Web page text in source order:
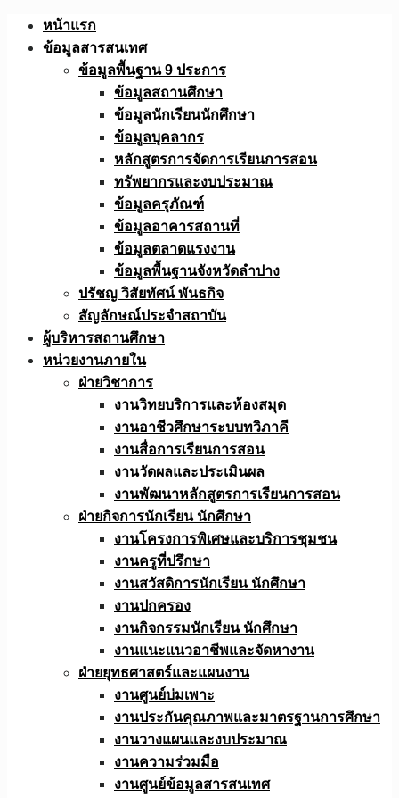
Skip
หน้าแรก
ข้อมูลสารสนเทศ
ข้อมูลพื้นฐาน 9 ประการ
ข้อมูลสถานศึกษา
ข้อมูลนักเรียนนักศึกษา
ข้อมูลบุคลากร
หลักสูตรการจัดการเรียนการสอน
ทรัพยากรและงบประมาณ
ข้อมูลครุภัณฑ์
ข้อมูลอาคารสถานที่
ข้อมูลตลาดแรงงาน
ข้อมูลพื้นฐานจังหวัดลำปาง
ปรัชญ วิสัยทัศน์ พันธกิจ
สัญลักษณ์ประจำสถาบัน
ผู้บริหารสถานศึกษา
หน่วยงานภายใน
ฝ่ายวิชาการ
งานวิทยบริการและห้องสมุด
งานอาชีวศึกษาระบบทวิภาคี
งานสื่อการเรียนการสอน
งานวัดผลและประเมินผล
งานพัฒนาหลักสูตรการเรียนการสอน
ฝ่ายกิจการนักเรียน นักศึกษา
งานโครงการพิเศษและบริการชุมชน
งานครูที่ปรึกษา
งานสวัสดิการนักเรียน นักศึกษา
งานปกครอง
งานกิจกรรมนักเรียน นักศึกษา
งานแนะแนวอาชีพและจัดหางาน
ฝ่ายยุทธศาสตร์และแผนงาน
งานศูนย์บ่มเพาะ
งานประกันคุณภาพและมาตรฐานการศึกษา
งานวางแผนและงบประมาณ
งานความร่วมมือ
งานศูนย์ข้อมูลสารสนเทศ